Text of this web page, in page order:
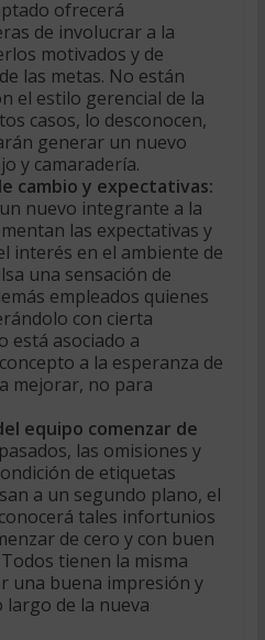
ofrecerá
de involucrar a la
motivados y de
las metas. No están
el estilo gerencial de la
casos, lo desconocen,
generar un nuevo
y camaradería.
cambio y expectativas:
nuevo integrante a la
las expectativas y
interés en el ambiente de
una sensación de
empleados quienes
con cierta
está asociado a
a la esperanza de
mejorar, no para
equipo comenzar de
las omisiones y
de etiquetas
a un segundo plano, el
tales infortunios
de cero y con buen
tienen la misma
una buena impresión y
largo de la nueva